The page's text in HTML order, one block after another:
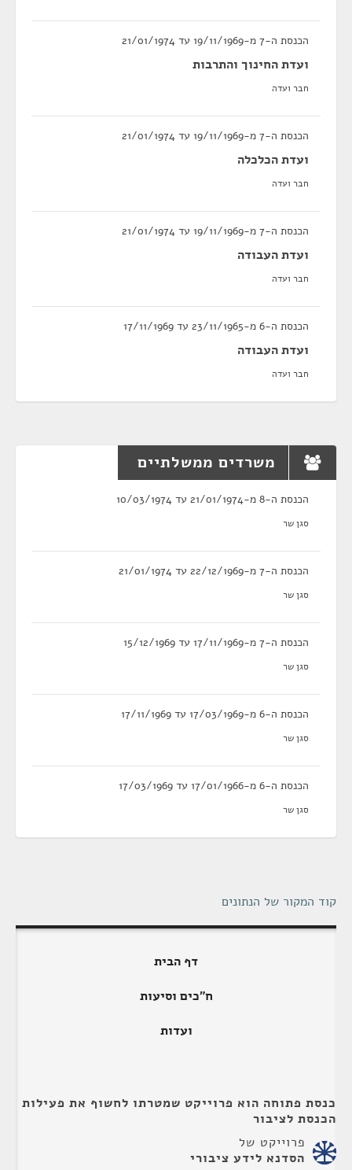
הכנסת ה-7 מ-19/11/1969 עד 21/01/1974
ועדת החינוך והתרבות
חבר ועדה
הכנסת ה-7 מ-19/11/1969 עד 21/01/1974
ועדת הכלכלה
חבר ועדה
הכנסת ה-7 מ-19/11/1969 עד 21/01/1974
ועדת העבודה
חבר ועדה
הכנסת ה-6 מ-23/11/1965 עד 17/11/1969
ועדת העבודה
חבר ועדה
משרדים ממשלתיים
הכנסת ה-8 מ-21/01/1974 עד 10/03/1974
סגן שר
הכנסת ה-7 מ-22/12/1969 עד 21/01/1974
סגן שר
הכנסת ה-7 מ-17/11/1969 עד 15/12/1969
סגן שר
הכנסת ה-6 מ-17/03/1969 עד 17/11/1969
סגן שר
הכנסת ה-6 מ-17/01/1966 עד 17/03/1969
סגן שר
קוד המקור של הנתונים
דף הבית
ח"כים וסיעות
ועדות
כנסת פתוחה הוא פרוייקט שמטרתו לחשוף את פעילות
הכנסת לציבור
פרוייקט של
הסדנא לידע ציבורי